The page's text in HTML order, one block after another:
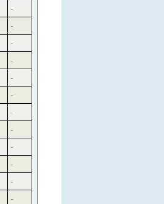
-
-
-
-
-
-
-
-
-
-
-
-